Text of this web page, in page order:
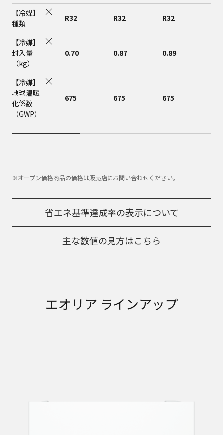
【冷媒】
種類
R32 R32 R32
【冷媒】
封入量
（kg）
0.70 0.87 0.89
【冷媒】
地球温暖
化係数
（GWP）
675 675 675
※オープン価格商品の価格は販売店にお問い合わせください。
省エネ基準達成率の表示について
主な数値の見方はこちら
エオリア ラインアップ